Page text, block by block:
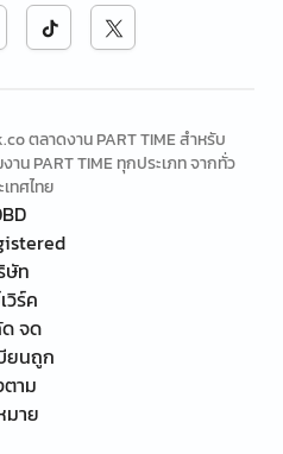
ตลาดงาน PART TIME สำหรับ
น PART TIME ทุกประเภท จากทั่ว
เทศไทย